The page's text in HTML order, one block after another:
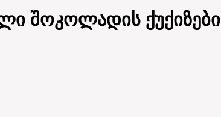
შოკოლადის ქუქიზები